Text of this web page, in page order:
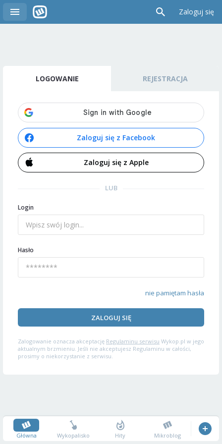
Zaloguj się
LOGOWANIE REJESTRACJA
Zaloguj się z Facebook
Zaloguj się z Apple
LUB
Login
Hasło
nie pamiętam hasła
ZALOGUJ SIĘ
Zalogowanie oznacza akceptację Regulaminu serwisu Wykop.pl w jego
aktualnym brzmieniu. Jeśli nie akceptujesz Regulaminu w całości,
prosimy o niekorzystanie z serwisu.
Główna Wykopalisko Hity Mikroblog